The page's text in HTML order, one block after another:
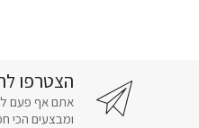
הצטרפו
אתם אף פעם
ומבצעים הכי